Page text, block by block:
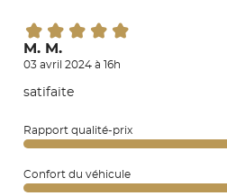
M. M.
03 avril 2024 à 16h
satifaite
Rapport qualité-prix
Confort du véhicule